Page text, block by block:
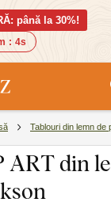
până la 30%!
: 3s
Tablouri din lemn de
ART din